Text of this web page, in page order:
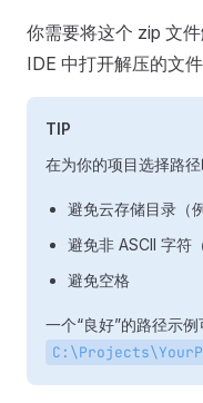
你需要将这个 zip 文
IDE 中打开解压的文件
TIP
在为你的项目选择路
避免云存储目录（
避免非 ASCII 字符
避免空格
一个“良好”的路径示例